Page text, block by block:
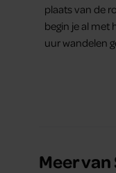
plaats van de
begin je al met
uur wandelen
Meer